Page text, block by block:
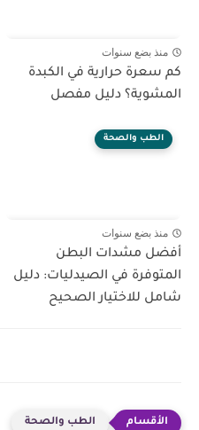
منذ بضع سنوات
كم سعرة حرارية في الكبدة
المشوية؟ دليل مفصل
الطب والصحة
منذ بضع سنوات
أفضل مشدات البطن
المتوفرة في الصيدليات: دليل
شامل للاختيار الصحيح
الطب والصحة